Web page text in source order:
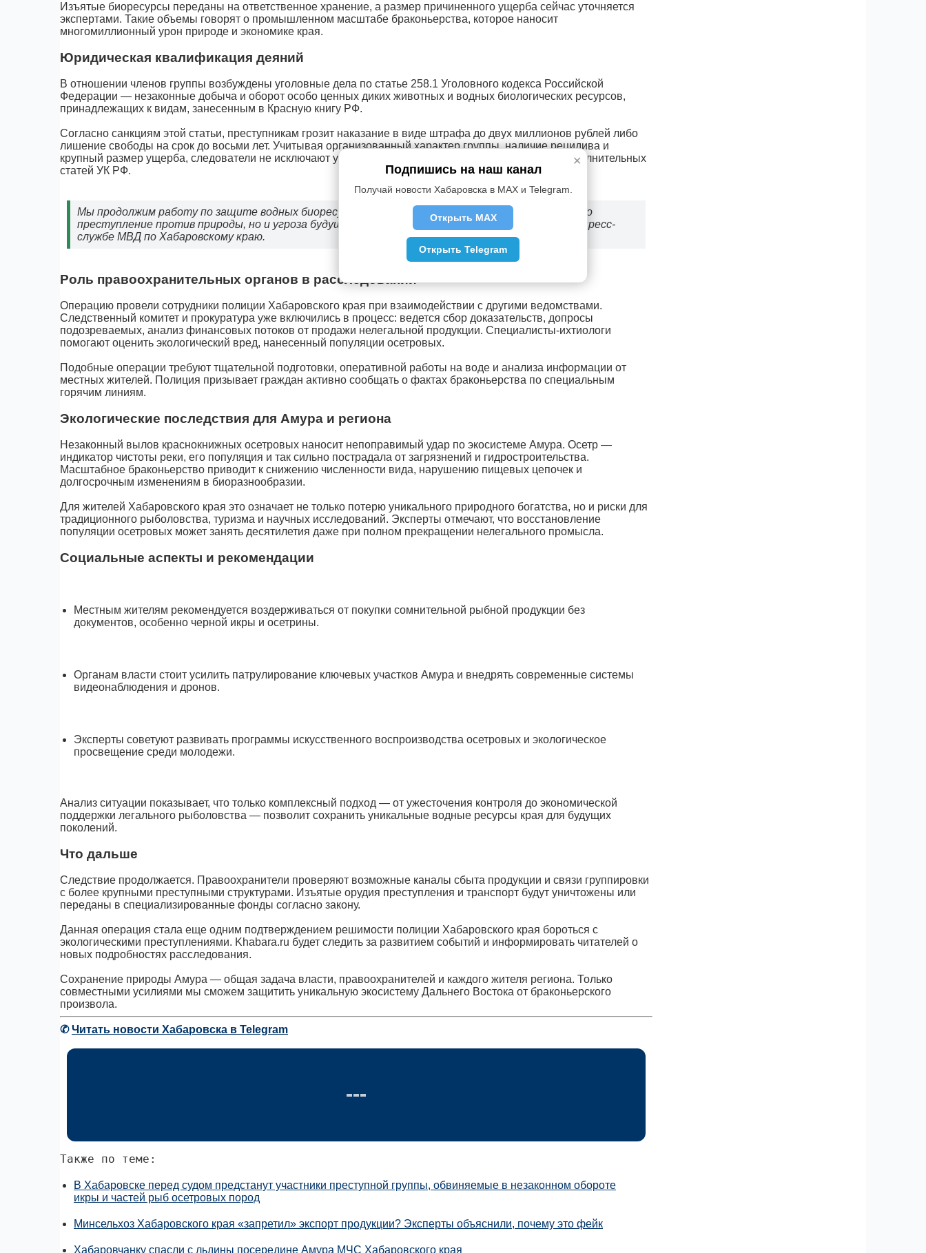
Изъятые биоресурсы переданы на ответственное хранение, а размер причиненного ущерба сейчас уточняется
экспертами. Такие объемы говорят о промышленном масштабе браконьерства, которое наносит
многомиллионный урон природе и экономике края.
Юридическая квалификация деяний
В отношении членов группы возбуждены уголовные дела по статье 258.1 Уголовного кодекса Российской
Федерации — незаконные добыча и оборот особо ценных диких животных и водных биологических ресурсов,
принадлежащих к видам, занесенным в Красную книгу РФ.
Согласно санкциям этой статьи, преступникам грозит наказание в виде штрафа до двух миллионов рублей либо
лишение свободы на срок до восьми лет. Учитывая организованный характер группы, наличие рецидива и
крупный размер ущерба, следователи не исключают ужесточения квалификации с применением дополнительных
статей УК РФ.
Мы продолжим работу по защите водных биоресурсов региона. Браконьерство — это не только
преступление против природы, но и угроза будущему всего Дальнего Востока, — отметили в пресс-
службе МВД по Хабаровскому краю.
Роль правоохранительных органов в расследовании
Операцию провели сотрудники полиции Хабаровского края при взаимодействии с другими ведомствами.
Следственный комитет и прокуратура уже включились в процесс: ведется сбор доказательств, допросы
подозреваемых, анализ финансовых потоков от продажи нелегальной продукции. Специалисты-ихтиологи
помогают оценить экологический вред, нанесенный популяции осетровых.
Подобные операции требуют тщательной подготовки, оперативной работы на воде и анализа информации от
местных жителей. Полиция призывает граждан активно сообщать о фактах браконьерства по специальным
горячим линиям.
Экологические последствия для Амура и региона
Незаконный вылов краснокнижных осетровых наносит непоправимый удар по экосистеме Амура. Осетр —
индикатор чистоты реки, его популяция и так сильно пострадала от загрязнений и гидростроительства.
Масштабное браконьерство приводит к снижению численности вида, нарушению пищевых цепочек и
долгосрочным изменениям в биоразнообразии.
Для жителей Хабаровского края это означает не только потерю уникального природного богатства, но и риски для
традиционного рыболовства, туризма и научных исследований. Эксперты отмечают, что восстановление
популяции осетровых может занять десятилетия даже при полном прекращении нелегального промысла.
Социальные аспекты и рекомендации
Местным жителям рекомендуется воздерживаться от покупки сомнительной рыбной продукции без
документов, особенно черной икры и осетрины.
Органам власти стоит усилить патрулирование ключевых участков Амура и внедрять современные системы
видеонаблюдения и дронов.
Эксперты советуют развивать программы искусственного воспроизводства осетровых и экологическое
просвещение среди молодежи.
Анализ ситуации показывает, что только комплексный подход — от ужесточения контроля до экономической
поддержки легального рыболовства — позволит сохранить уникальные водные ресурсы края для будущих
поколений.
Что дальше
Следствие продолжается. Правоохранители проверяют возможные каналы сбыта продукции и связи группировки
с более крупными преступными структурами. Изъятые орудия преступления и транспорт будут уничтожены или
переданы в специализированные фонды согласно закону.
Данная операция стала еще одним подтверждением решимости полиции Хабаровского края бороться с
экологическими преступлениями. Khabara.ru будет следить за развитием событий и информировать читателей о
новых подробностях расследования.
Сохранение природы Амура — общая задача власти, правоохранителей и каждого жителя региона. Только
совместными усилиями мы сможем защитить уникальную экосистему Дальнего Востока от браконьерского
произвола.
✆Читать новости Хабаровска в Telegram
Также по теме:
В Хабаровске перед судом предстанут участники преступной группы, обвиняемые в незаконном обороте
икры и частей рыб осетровых пород
Минсельхоз Хабаровского края «запретил» экспорт продукции? Эксперты объяснили, почему это фейк
Хабаровчанку спасли с льдины посередине Амура МЧС Хабаровского края
✕
Подпишись на наш канал
Получай новости Хабаровска в MAX и Telegram.
Открыть MAX
Открыть Telegram